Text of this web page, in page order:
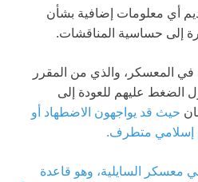
أي معلومات إضافية بشأن
إلى حساسية المناقشات.
في المعسكر، والذي من المقرر
الضغط عليهم للعودة إلى
حيث قد يواجهون الاضطهاد أو
إسلامي متطرف.
أفغاني في معسكر السايلية، وهو قاعدة